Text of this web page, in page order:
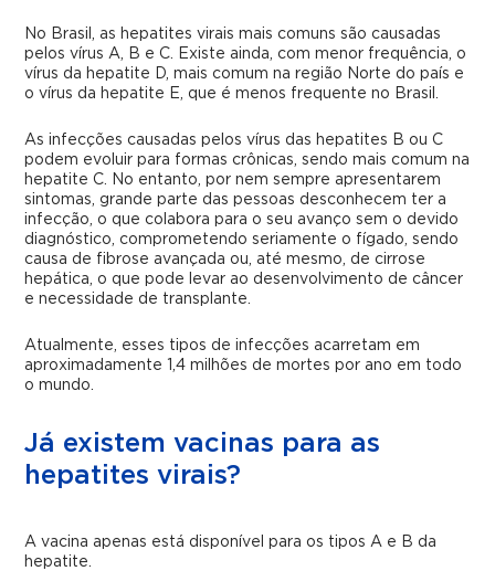
No Brasil, as hepatites virais mais comuns são causadas
pelos vírus A, B e C. Existe ainda, com menor frequência, o
vírus da hepatite D, mais comum na região Norte do país e
o vírus da hepatite E, que é menos frequente no Brasil.
As infecções causadas pelos vírus das hepatites B ou C
podem evoluir para formas crônicas, sendo mais comum na
hepatite C. No entanto, por nem sempre apresentarem
sintomas, grande parte das pessoas desconhecem ter a
infecção, o que colabora para o seu avanço sem o devido
diagnóstico, comprometendo seriamente o fígado, sendo
causa de fibrose avançada ou, até mesmo, de cirrose
hepática, o que pode levar ao desenvolvimento de câncer
e necessidade de transplante.
Atualmente, esses tipos de infecções acarretam em
aproximadamente 1,4 milhões de mortes por ano em todo
o mundo.
Já existem vacinas para as
hepatites virais?
A vacina apenas está disponível para os tipos A e B da
hepatite.